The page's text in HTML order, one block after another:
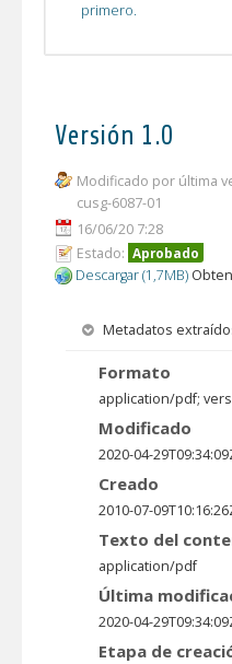
primero.
Versión 1.0
Modificado por última
cusg-6087-01
16/06/20 7:28
Estado: Aprobado
Descargar (1,7MB)
Metadatos
Formato
application/pdf;
Modificado
2020-04-
Creado
2010-07-
Texto del
application/pdf
Última
2020-04-
Etapa de